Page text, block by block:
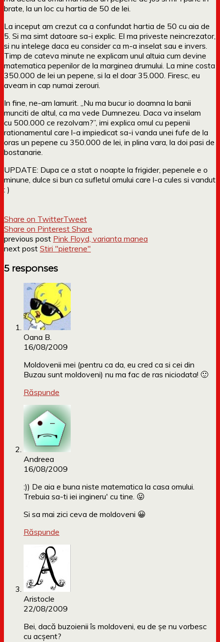
brate, la un loc cu hartia de 50 de lei.
La inceput am crezut ca a confundat hartia de 50 cu aia de
5. Si ma simt datoare sa-i explic. El ma priveste neincrezator,
si nu intelege daca eu consider ca m-a inselat sau e invers.
Timp de cateva minute ne explicam unul altuia cum devine
matematica pepenilor de la marginea drumului. La mine costa
350.000 de lei un pepene, si la el doar 35.000. Firesc, eu
aveam in cap numai zerouri.
In fine, ne-am lamurit. „Nu ma bucur io doamna la banii
munciti de altul, ca ma vede Dumnezeu. Daca va inselam
cu 500.000 ce rezolvam?”, imi explica omul cu pepenii
rationamentul care l-a impiedicat sa-i vanda unei fufe de la
oras un pepene cu 350.000 de lei, in plina vara, la doi pasi de
bostanarie.
UPDATE: Dupa ce a stat o noapte la frigider, pepenele e o
minune, dulce si bun ca sufletul omului care l-a cules si vandut
: )
Share on TwitterTweet
Share on Pinterest Share
previous post Pink Floyd, varianta manea
next post Stiri "pietrene"
5 responses
Oana B.
16/08/2009
Moldovenii mei (pentru ca da, eu cred ca si cei din
Buzau sunt moldoveni) nu ma fac de ras niciodata! 🙂
Răspunde
Andreea
16/08/2009
:)) De aia e buna niste matematica la casa omului.
Trebuia sa-ti iei ingineru' cu tine. 😛
Si sa mai zici ceva de moldoveni 😀
Răspunde
Aristocle
22/08/2009
Bei, dacă buzoienii îs moldoveni, eu de şe nu vorbesc
cu acşent?